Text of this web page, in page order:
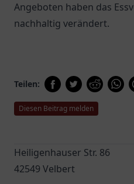
Angeboten haben das
nachhaltig verändert.
Teilen:
Diesen Beitrag melden
Heiligenhauser Str. 86
42549 Velbert